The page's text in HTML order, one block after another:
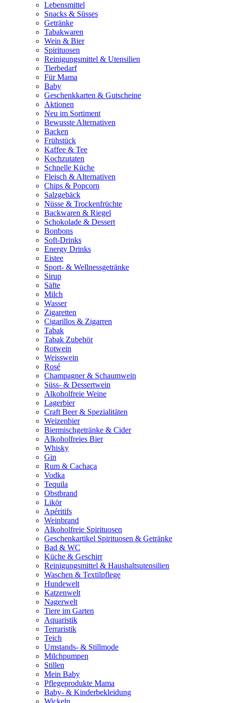
Lebensmittel
Snacks & Süsses
Getränke
Tabakwaren
Wein & Bier
Spirituosen
Reinigungsmittel & Utensilien
Tierbedarf
Für Mama
Baby
Geschenkkarten & Gutscheine
Aktionen
Neu im Sortiment
Bewusste Alternativen
Backen
Frühstück
Kaffee & Tee
Kochzutaten
Schnelle Küche
Fleisch & Alternativen
Chips & Popcorn
Salzgebäck
Nüsse & Trockenfrüchte
Backwaren & Riegel
Schokolade & Dessert
Bonbons
Soft-Drinks
Energy Drinks
Eistee
Sport- & Wellnessgetränke
Sirup
Säfte
Milch
Wasser
Zigaretten
Cigarillos & Zigarren
Tabak
Tabak Zubehör
Rotwein
Weisswein
Rosé
Champagner & Schaumwein
Süss- & Dessertwein
Alkoholfreie Weine
Lagerbier
Craft Beer & Spezialitäten
Weizenbier
Biermischgetränke & Cider
Alkoholfreies Bier
Whisky
Gin
Rum & Cachaça
Vodka
Tequila
Obstbrand
Likör
Apéritifs
Weinbrand
Alkoholfreie Spirituosen
Geschenkartikel Spirituosen & Getränke
Bad & WC
Küche & Geschirr
Reinigungsmittel & Haushaltsutensilien
Waschen & Textilpflege
Hundewelt
Katzenwelt
Nagerwelt
Tiere im Garten
Aquaristik
Terraristik
Teich
Umstands- & Stillmode
Milchpumpen
Stillen
Mein Baby
Pflegeprodukte Mama
Baby- & Kinderbekleidung
Wickeln